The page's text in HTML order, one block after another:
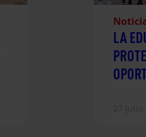
LA